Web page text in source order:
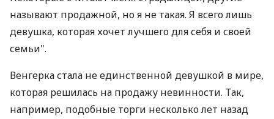
называют продажной, но я не такая. Я всего лишь
девушка, которая хочет лучшего для себя и своей
семьи".
Венгерка стала не единственной девушкой в мире,
которая решилась на продажу невинности. Так,
например, подобные торги несколько лет назад